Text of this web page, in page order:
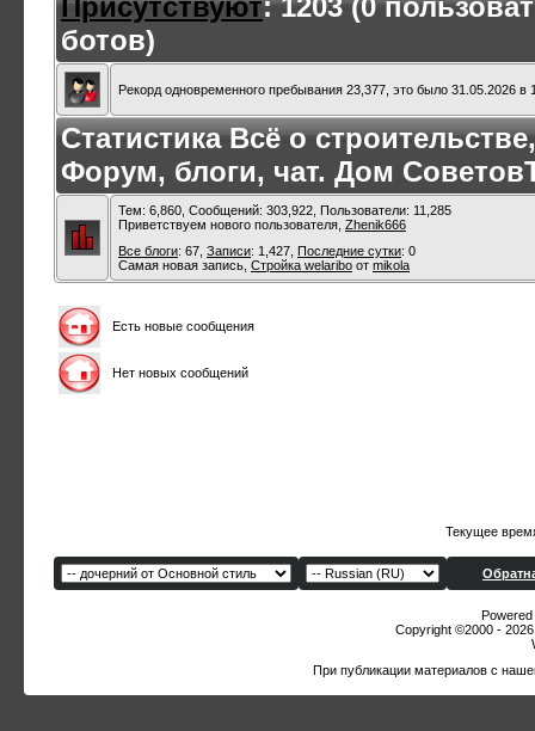
Присутствуют: 1203 (0
ботов)
Рекорд одновременного пребывания 23,377, это было 31.05.2026 в
Статистика Всё о
Форум, блоги, чат. Дом
Тем: 6,860, Сообщений: 303,922, Пользователи: 11,285
Приветствуем нового пользователя, Zhenik666
Все блоги: 67, Записи: 1,427, Последние сутки: 0
Самая новая запись, Стройка welaribo от mikola
Есть новые сообщения
Нет новых сообщений
Текущее
Copyright ©2000 -
При публикации материалов с